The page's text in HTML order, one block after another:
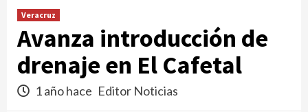
Veracruz
Avanza introducción de
drenaje en El Cafetal
1 año hace Editor Noticias